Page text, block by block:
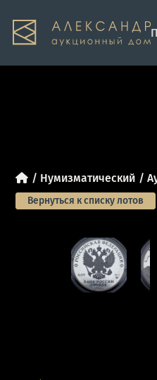
Нумизматический
Вернуться к списку лотов